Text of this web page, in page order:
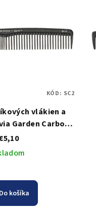
vlákien a
Garden Carbon
SC2
Do košíka
KÓD: SC2